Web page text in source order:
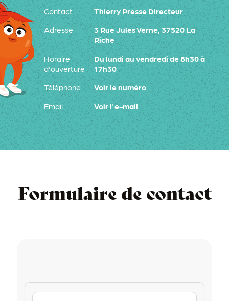
Contact
Thierry Presse Directeur
Adresse
3 Rue Jules Verne, 37520 La
Riche
Horaire
d'ouverture
Du lundi au vendredi de 8h30 à
17h30
Téléphone
Voir le numéro
Email
Voir l'e-mail
Formulaire de contact